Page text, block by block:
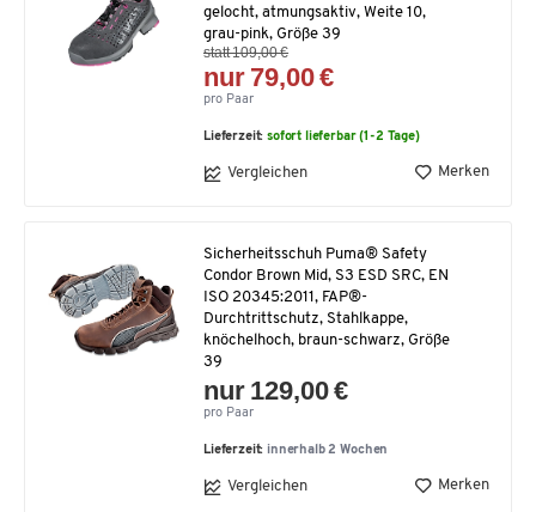
gelocht, atmungsaktiv, Weite 10,
grau-pink, Größe 39
statt 109,00 €
nur 79,00 €
pro Paar
Lieferzeit:sofort lieferbar (1-2 Tage)
Vergleichen Merken
Sicherheitsschuh Puma® Safety
Condor Brown Mid, S3 ESD SRC, EN
ISO 20345:2011, FAP®-
Durchtrittschutz, Stahlkappe,
knöchelhoch, braun-schwarz, Größe
39
nur 129,00 €
pro Paar
Lieferzeit: innerhalb 2 Wochen
Vergleichen Merken